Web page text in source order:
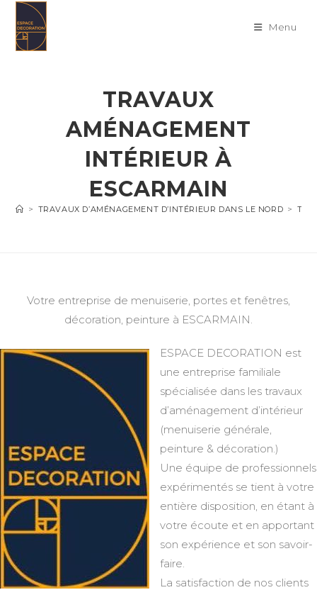
content
Menu
TRAVAUX
AMÉNAGEMENT
INTÉRIEUR À
ESCARMAIN
> TRAVAUX D’AMÉNAGEMENT D’INTÉRIEUR DANS LE NORD >
Votre entreprise de menuiserie, portes et fenêtres,
décoration, peinture à ESCARMAIN.
ESPACE DECORATION est
une entreprise familiale
spécialisée dans les travaux
d’aménagement d’intérieur
(menuiserie générale,
peinture & décoration.)
Une équipe de professionnels
expérimentés se tient à votre
entière disposition, en étant à
votre écoute et en apportant
son expérience et son savoir-
faire.
La satisfaction de nos clients